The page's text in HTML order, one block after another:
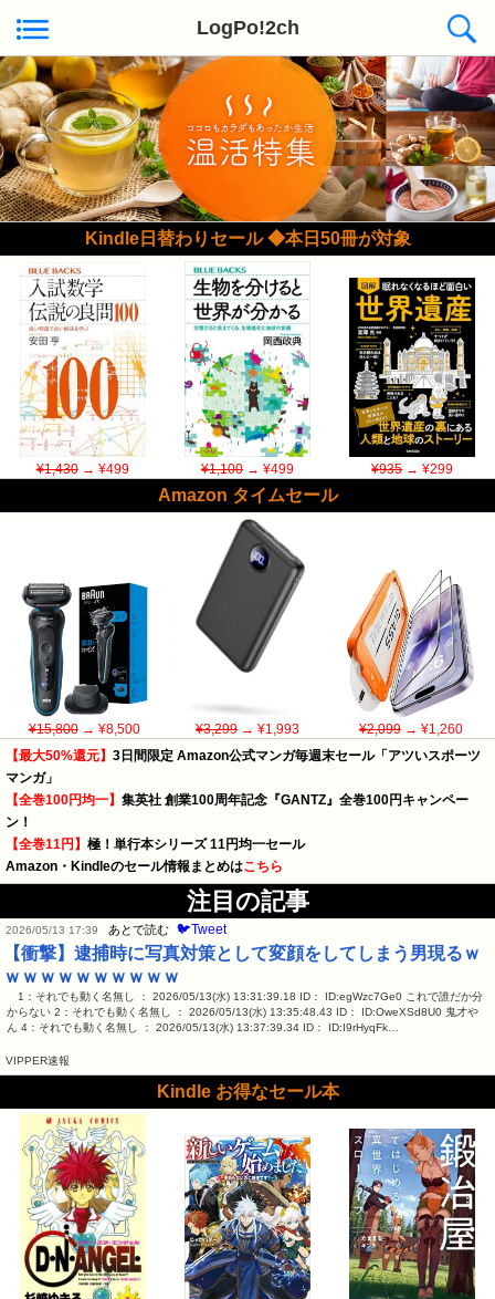
LogPo!2ch
Kindle日替わりセール ◆本日50冊が対象
¥1,430→ ¥499 ¥1,100→ ¥499 ¥935→ ¥299
Amazon タイムセール
¥15,800→ ¥8,500 ¥3,299→ ¥1,993 ¥2,099→ ¥1,260
【最大50%還元】 3日間限定 Amazon公式マンガ毎週末セール「アツいスポーツ
マンガ」
【全巻100円均一】 集英社 創業100周年記念『GANTZ』全巻100円キャンペー
ン！
【全巻11円】 極！単行本シリーズ 11円均一セール
Amazon・Kindleのセール情報まとめはこちら
注目の記事
2026/05/13 17:39 あとで読む 🐦Tweet
【衝撃】逮捕時に写真対策として変顔をしてしまう男現るｗ
ｗｗｗｗｗｗｗｗｗｗ
1：それでも動く名無し ： 2026/05/13(水) 13:31:39.18 ID： ID:egWzc7Ge0 これで誰だか分
からない 2：それでも動く名無し ： 2026/05/13(水) 13:35:48.43 ID： ID:OweXSd8U0 鬼才や
ん 4：それでも動く名無し ： 2026/05/13(水) 13:37:39.34 ID： ID:I9rHyqFk…
VIPPER速報
Kindle お得なセール本